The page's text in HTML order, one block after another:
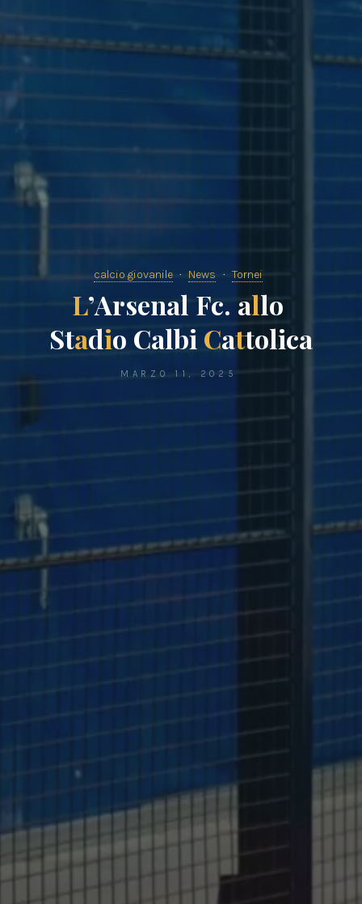
calcio giovanile News Tornei
L’Arsenal Fc. allo
Stadio Calbi Cattolica
MARZO 11, 2025